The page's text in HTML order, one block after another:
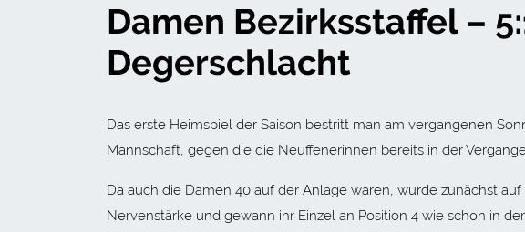
Damen Bezirksstaffel –
Degerschlacht
Das erste Heimspiel der Saison bestritt man am vergangenen
Mannschaft, gegen die die Neuffenerinnen bereits in der
Da auch die Damen 40 auf der Anlage waren, wurde zunächst
Nervenstärke und gewann ihr Einzel an Position 4 wie schon in